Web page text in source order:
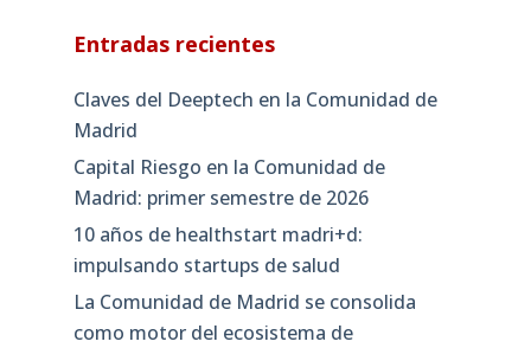
Entradas recientes
Claves del Deeptech en la Comunidad de
Madrid
Capital Riesgo en la Comunidad de
Madrid: primer semestre de 2026
10 años de healthstart madri+d:
impulsando startups de salud
La Comunidad de Madrid se consolida
como motor del ecosistema de